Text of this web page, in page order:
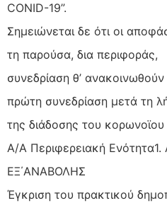
CONID-19”.
Σημειώνεται δε ότι οι
τη παρούσα, δια περιφοράς,
συνεδρίαση θ’
πρώτη συνεδρίαση μετά τη
της διάδοσης του κορωνοϊου
Α/Α Περιφερειακή
ΕΞ΄ΑΝΑΒΟΛΗΣ
Έγκριση του πρακτικού